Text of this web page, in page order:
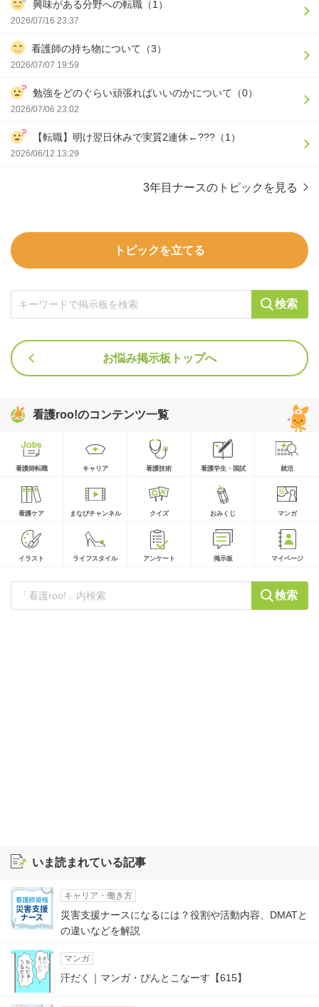
興味がある分野への転職（1）
2026/07/16 23:37
看護師の持ち物について（3）
2026/07/07 19:59
勉強をどのぐらい頑張ればいいのかについて（0）
2026/07/06 23:02
【転職】明け翌日休みで実質2連休←???（1）
2026/06/12 13:29
3年目ナースのトピックを見る
トピックを立てる
検索
お悩み掲示板トップへ
看護roo!のコンテンツ一覧
看護師転職 キャリア 看護技術 看護学生・国試 就活
看護ケア まなびチャンネル クイズ おみくじ マンガ
イラスト ライフスタイル アンケート 掲示板 マイページ
検索
いま読まれている記事
キャリア・働き方
災害支援ナースになるには？役割や活動内容、DMATと
の違いなどを解説
マンガ
汗だく｜マンガ・ぴんとこなーす【615】